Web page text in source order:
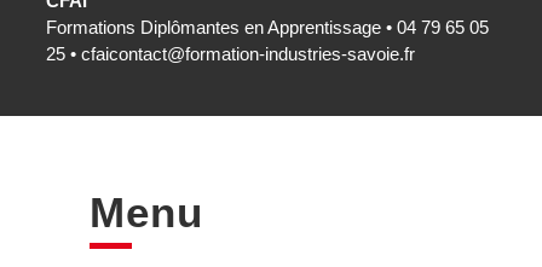
Formations Diplômantes en Apprentissage • 04 79 65 05
25 • cfaicontact@formation-industries-savoie.fr
Menu